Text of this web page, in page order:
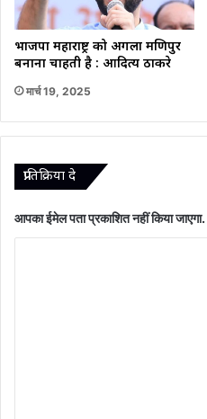
भाजपा महाराष्ट्र को अगला मणिपुर
बनाना चाहती है : आदित्य ठाकरे
मार्च 19, 2025
प्रातिक्रिया दे
आपका ईमेल पता प्रकाशित नहीं किया जाएगा.